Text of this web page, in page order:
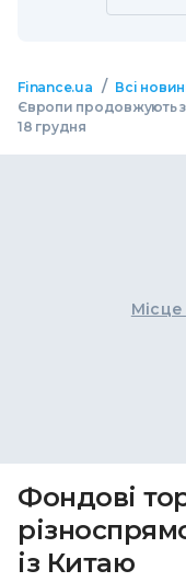
Finance.ua / Всі
Європи продовжують
18 грудня
Фондові
із Китаю